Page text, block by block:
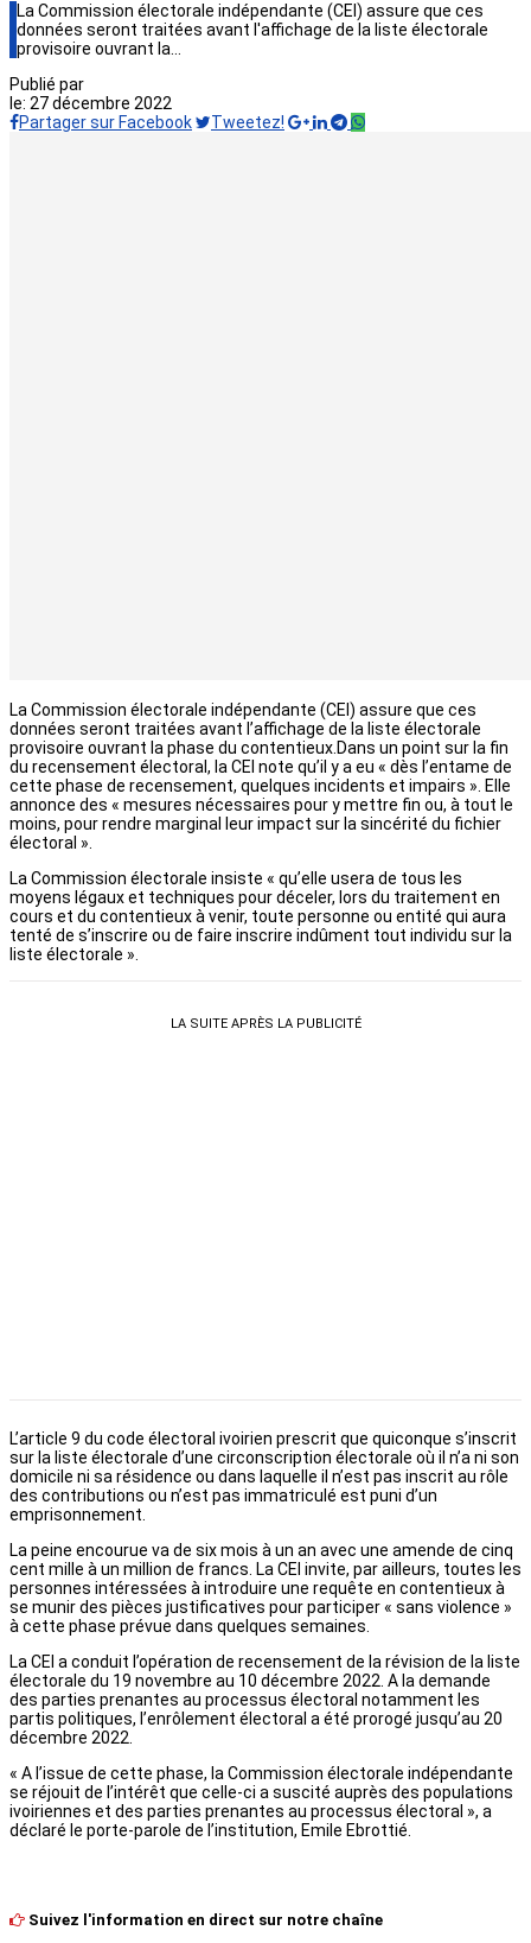
La Commission électorale indépendante (CEI) assure que ces
données seront traitées avant l'affichage de la liste électorale
provisoire ouvrant la…
Publié par
le: 27 décembre 2022
Partager sur Facebook
Tweetez!
La Commission électorale indépendante (CEI) assure que ces
données seront traitées avant l’affichage de la liste électorale
provisoire ouvrant la phase du contentieux.Dans un point sur la fin
du recensement électoral, la CEI note qu’il y a eu « dès l’entame de
cette phase de recensement, quelques incidents et impairs ». Elle
annonce des « mesures nécessaires pour y mettre fin ou, à tout le
moins, pour rendre marginal leur impact sur la sincérité du fichier
électoral ».
La Commission électorale insiste « qu’elle usera de tous les
moyens légaux et techniques pour déceler, lors du traitement en
cours et du contentieux à venir, toute personne ou entité qui aura
tenté de s’inscrire ou de faire inscrire indûment tout individu sur la
liste électorale ».
LA SUITE APRÈS LA PUBLICITÉ
L’article 9 du code électoral ivoirien prescrit que quiconque s’inscrit
sur la liste électorale d’une circonscription électorale où il n’a ni son
domicile ni sa résidence ou dans laquelle il n’est pas inscrit au rôle
des contributions ou n’est pas immatriculé est puni d’un
emprisonnement.
La peine encourue va de six mois à un an avec une amende de cinq
cent mille à un million de francs. La CEI invite, par ailleurs, toutes les
personnes intéressées à introduire une requête en contentieux à
se munir des pièces justificatives pour participer « sans violence »
à cette phase prévue dans quelques semaines.
La CEI a conduit l’opération de recensement de la révision de la liste
électorale du 19 novembre au 10 décembre 2022. A la demande
des parties prenantes au processus électoral notamment les
partis politiques, l’enrôlement électoral a été prorogé jusqu’au 20
décembre 2022.
« A l’issue de cette phase, la Commission électorale indépendante
se réjouit de l’intérêt que celle-ci a suscité auprès des populations
ivoiriennes et des parties prenantes au processus électoral », a
déclaré le porte-parole de l’institution, Emile Ebrottié.
Suivez l'information en direct sur notre chaîne